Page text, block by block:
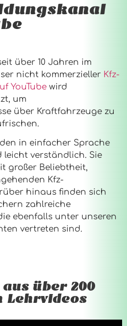
über 10 Jahren im
nicht kommerzieller Kfz-
YouTube wird
um
über Kraftfahrzeuge zu
in einfacher Sprache
verständlich. Sie
großer Beliebtheit,
Kfz-
hinaus finden sich
zahlreiche
ebenfalls unter unseren
vertreten sind.
über 200
Lehrvideos